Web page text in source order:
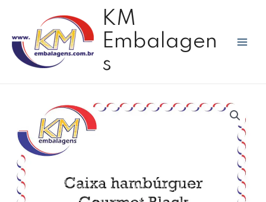
conteúdo
KM
Embalagen
s
hambúrguer
gourmet
black
c/50
unidades
quantidade